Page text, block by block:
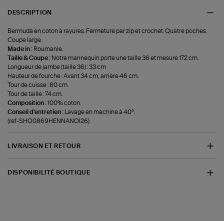
DESCRIPTION
Bermuda en coton à rayures. Fermeture par zip et crochet. Quatre poches.
Coupe large.
Made in : Roumanie.
Taille & Coupe : Notre mannequin porte une taille 36 et mesure 172 cm.
Longueur de jambe (taille 36) : 33 cm
Hauteur de fourche : Avant 34 cm, arrière 46 cm.
Tour de cuisse : 80 cm.
Tour de taille : 74 cm.
Composition :100% coton.
Conseil d'entretien :
Lavage en machine à 40°.
(ref-SHO0869HENNANOI26)
LIVRAISON ET RETOUR
DISPONIBILITÉ BOUTIQUE